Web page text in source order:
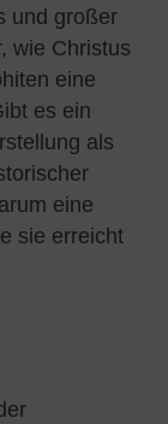
und großer
wie Christus
eine
es ein
als
eine
sie erreicht